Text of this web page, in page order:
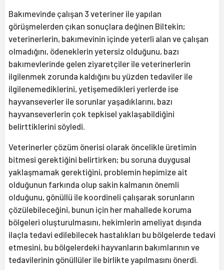
Bakımevinde çalışan 3 veteriner ile yapılan
görüşmelerden çıkan sonuçlara değinen Biltekin;
veterinerlerin, bakımevinin içinde yeterli alan ve çalışan
olmadığını, ödeneklerin yetersiz olduğunu, bazı
bakımevlerinde gelen ziyaretçiler ile veterinerlerin
ilgilenmek zorunda kaldığını bu yüzden tedaviler ile
ilgilenemediklerini, yetişemedikleri yerlerde ise
hayvanseverler ile sorunlar yaşadıklarını, bazı
hayvanseverlerin çok tepkisel yaklaşabildiğini
belirttiklerini söyledi.
Veterinerler çözüm önerisi olarak öncelikle üretimin
bitmesi gerektiğini belirtirken; bu soruna duygusal
yaklaşmamak gerektiğini, problemin hepimize ait
olduğunun farkında olup sakin kalmanın önemli
olduğunu, gönüllü ile koordineli çalışarak sorunların
çözülebileceğini, bunun için her mahallede koruma
bölgeleri oluşturulmasını, hekimlerin ameliyat dışında
ilaçla tedavi edilebilecek hastalıkları bu bölgelerde tedavi
etmesini, bu bölgelerdeki hayvanların bakımlarının ve
tedavilerinin gönüllüler ile birlikte yapılmasını önerdi.